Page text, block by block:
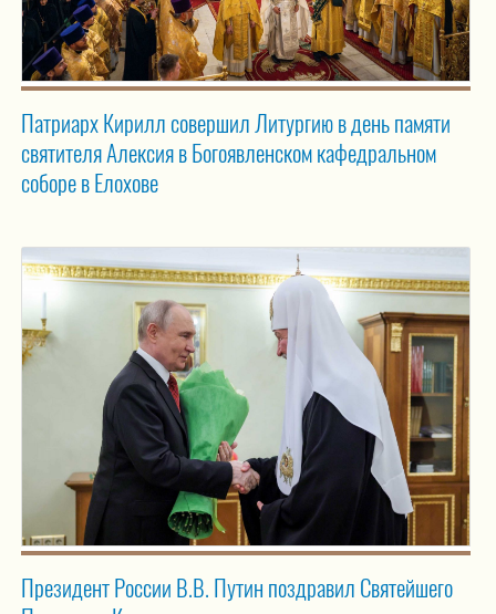
Патриарх Кирилл совершил Литургию в день памяти
святителя Алексия в Богоявленском кафедральном
соборе в Елохове
Президент России В.В. Путин поздравил Святейшего